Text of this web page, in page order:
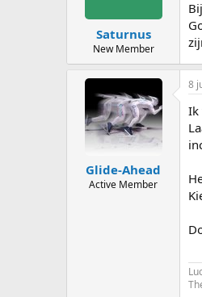
Saturnus
New Member
Glide-Ahead
Active Member
8
Ik